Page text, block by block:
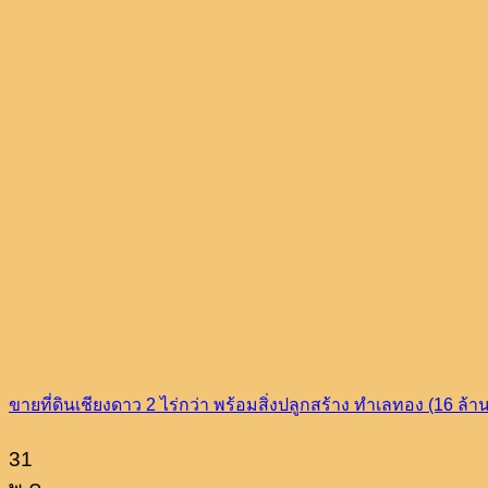
ขายที่ดินเชียงดาว 2 ไร่กว่า พร้อมสิ่งปลูกสร้าง ทำเลทอง (16 ล้า
31